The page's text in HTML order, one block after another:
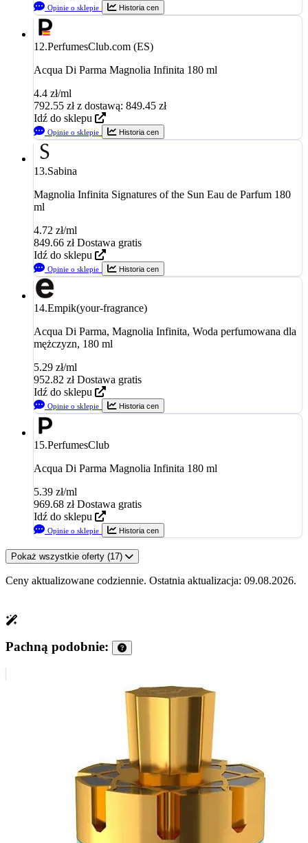
Opinie o sklepie Historia cen
12.PerfumesClub.com (ES)
Acqua Di Parma Magnolia Infinita 180 ml
4.4 zł/ml
792.55 zł z dostawą: 849.45 zł
Idź do sklepu
Opinie o sklepie Historia cen
13.Sabina
Magnolia Infinita Signatures of the Sun Eau de Parfum 180
ml
4.72 zł/ml
849.66 zł Dostawa gratis
Idź do sklepu
Opinie o sklepie Historia cen
14.Empik(your-fragrance)
Acqua Di Parma, Magnolia Infinita, Woda perfumowana dla
mężczyzn, 180 ml
5.29 zł/ml
952.82 zł Dostawa gratis
Idź do sklepu
Opinie o sklepie Historia cen
15.PerfumesClub
Acqua Di Parma Magnolia Infinita 180 ml
5.39 zł/ml
969.68 zł Dostawa gratis
Idź do sklepu
Opinie o sklepie Historia cen
Pokaż wszystkie oferty (17)
Ceny aktualizowane codziennie. Ostatnia aktualizacja: 09.08.2026.
Pachną podobnie: